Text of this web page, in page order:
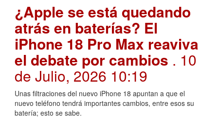
¿Apple se está quedando
atrás en baterías? El
iPhone 18 Pro Max reaviva
el debate por cambios . 10
de Julio, 2026 10:19
Unas filtraciones del nuevo iPhone 18 apuntan a que el
nuevo teléfono tendrá importantes cambios, entre esos su
batería; esto se sabe.